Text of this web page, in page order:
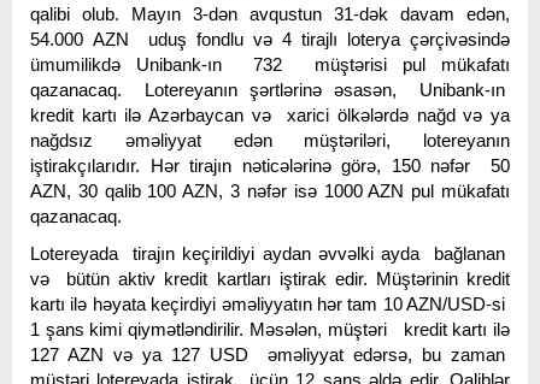
qalibi olub. Mayın 3-dən avqustun 31-dək davam edən,
54.000 AZN uduş fondlu və 4 tirajlı loterya çərçivəsində
ümumilikdə Unibank-ın 732 müştərisi pul mükafatı
qazanacaq. Lotereyanın şərtlərinə əsasən, Unibank-ın
kredit kartı ilə Azərbaycan və xarici ölkələrdə nağd və ya
nağdsız əməliyyat edən müştəriləri, lotereyanın
iştirakçılarıdır. Hər tirajın nəticələrinə görə, 150 nəfər 50
AZN, 30 qalib 100 AZN, 3 nəfər isə 1000 AZN pul mükafatı
qazanacaq.
Lotereyada tirajın keçirildiyi aydan əvvəlki ayda bağlanan
və bütün aktiv kredit kartları iştirak edir. Müştərinin kredit
kartı ilə həyata keçirdiyi əməliyyatın hər tam 10 AZN/USD-si
1 şans kimi qiymətləndirilir. Məsələn, müştəri kredit kartı ilə
127 AZN və ya 127 USD əməliyyat edərsə, bu zaman
müştəri lotereyada iştirak üçün 12 şans əldə edir. Qaliblər